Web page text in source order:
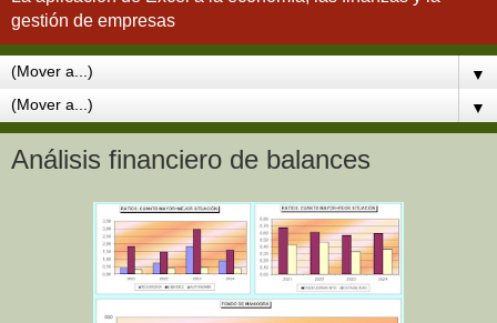
gestión de empresas
▼
▼
Análisis financiero de balances